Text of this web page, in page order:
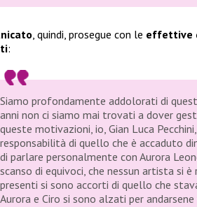
, quindi, prosegue con le effettive
:
Siamo profondamente addolorati di
anni non ci siamo mai trovati a dover
queste motivazioni, io, Gian Luca
responsabilità di quello che è accaduto
di parlare personalmente con Aurora
scanso di equivoci, che nessun artista si
presenti si sono accorti di quello che
Aurora e Ciro si sono alzati per andarsene